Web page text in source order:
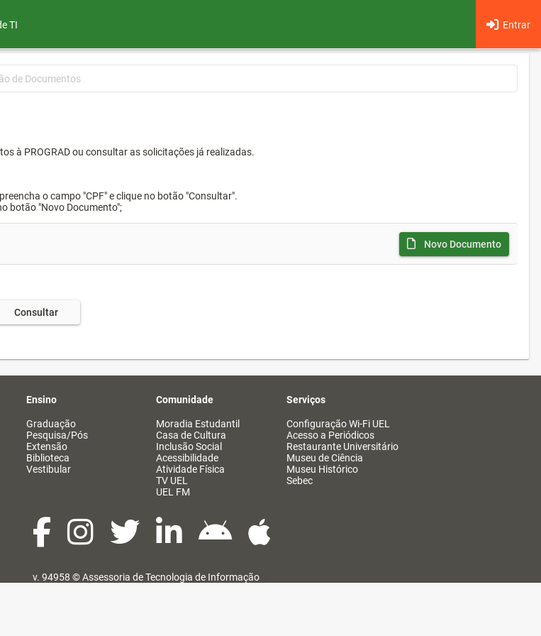
Entrar
TI
de Documentos
à PROGRAD ou consultar as solicitações já realizadas.
o campo "CPF" e clique no botão "Consultar".
botão "Novo Documento";
Novo Documento
Consultar
Ensino
Graduação
Pesquisa/Pós
Extensão
Biblioteca
Vestibular
Comunidade
Moradia Estudantil
Casa de Cultura
Inclusão Social
Acessibilidade
Atividade Física
TV UEL
UEL FM
Serviços
Configuração Wi-Fi UEL
Acesso a Periódicos
Restaurante Universitário
Museu de Ciência
Museu Histórico
Sebec
v. 94958 ©Assessoria de Tecnologia de Informação